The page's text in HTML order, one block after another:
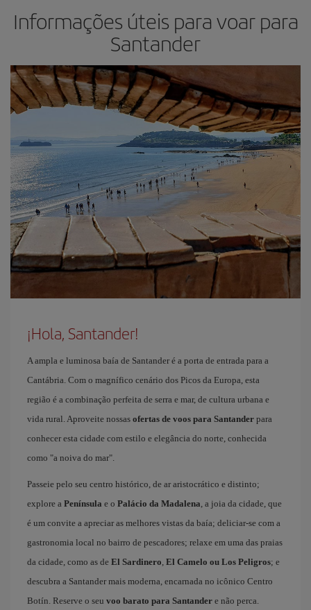
Informações úteis para voar para
Santander
¡Hola, Santander!
A ampla e luminosa baía de Santander é a porta de entrada para a
Cantábria. Com o magnífico cenário dos Picos da Europa, esta
região é a combinação perfeita de serra e mar, de cultura urbana e
vida rural. Aproveite nossas ofertas de voos para Santander para
conhecer esta cidade com estilo e elegância do norte, conhecida
como "a noiva do mar".
Passeie pelo seu centro histórico, de ar aristocrático e distinto;
explore a Península e o Palácio da Madalena, a joia da cidade, que
é um convite a apreciar as melhores vistas da baía; deliciar-se com a
gastronomia local no bairro de pescadores; relaxe em uma das praias
da cidade, como as de El Sardinero, El Camelo ou Los Peligros; e
descubra a Santander mais moderna, encarnada no icônico Centro
Botín. Reserve o seu voo barato para Santander e não perca.